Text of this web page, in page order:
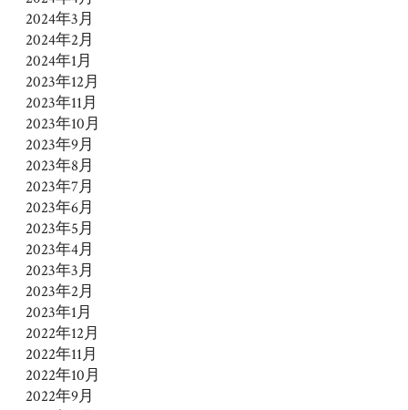
2024年3月
2024年2月
2024年1月
2023年12月
2023年11月
2023年10月
2023年9月
2023年8月
2023年7月
2023年6月
2023年5月
2023年4月
2023年3月
2023年2月
2023年1月
2022年12月
2022年11月
2022年10月
2022年9月